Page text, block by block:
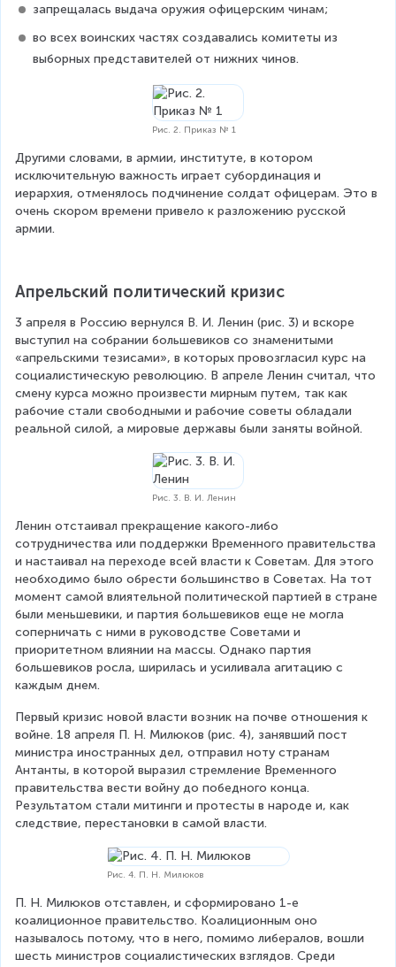
запрещалась выдача оружия офицерским чинам;
во всех воинских частях создавались комитеты из
выборных представителей от нижних чинов.
Рис. 2. Приказ № 1
Другими словами, в армии, институте, в котором
исключительную важность играет субординация и
иерархия, отменялось подчинение солдат офицерам. Это в
очень скором времени привело к разложению русской
армии.
Апрельский политический кризис
3 апреля в Россию вернулся В. И. Ленин (рис. 3) и вскоре
выступил на собрании большевиков со знаменитыми
«апрельскими тезисами», в которых провозгласил курс на
социалистическую революцию. В апреле Ленин считал, что
смену курса можно произвести мирным путем, так как
рабочие стали свободными и рабочие советы обладали
реальной силой, а мировые державы были заняты войной.
Рис. 3. В. И. Ленин
Ленин отстаивал прекращение какого-либо
сотрудничества или поддержки Временного правительства
и настаивал на переходе всей власти к Советам. Для этого
необходимо было обрести большинство в Советах. На тот
момент самой влиятельной политической партией в стране
были меньшевики, и партия большевиков еще не могла
соперничать с ними в руководстве Советами и
приоритетном влиянии на массы. Однако партия
большевиков росла, ширилась и усиливала агитацию с
каждым днем.
Первый кризис новой власти возник на почве отношения к
войне. 18 апреля П. Н. Милюков (рис. 4), занявший пост
министра иностранных дел, отправил ноту странам
Антанты, в которой выразил стремление Временного
правительства вести войну до победного конца.
Результатом стали митинги и протесты в народе и, как
следствие, перестановки в самой власти.
Рис. 4. П. Н. Милюков
П. Н. Милюков отставлен, и сформировано 1-е
коалиционное правительство. Коалиционным оно
называлось потому, что в него, помимо либералов, вошли
шесть министров социалистических взглядов. Среди